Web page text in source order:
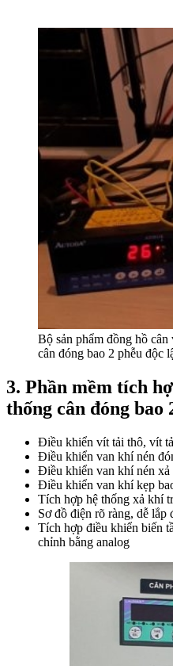
Bộ sản phẩm đồng hồ
cân đóng bao 2 phễu độc
3. Phần mềm tích
thống cân đóng bao
Điều khiển vít tải thô, vít
Điều khiển van khí nén
Điều khiển van khí nén xả
Điều khiển van khí kẹp
Tích hợp hệ thống xả khí
Sơ đồ điện rõ ràng, dễ lắp
Tích hợp điều khiển biến
chỉnh bằng analog